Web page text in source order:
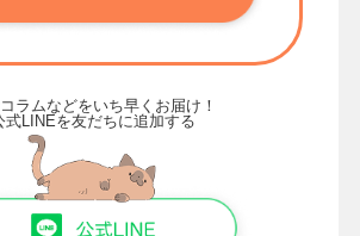
ラムなどをいち早くお届け！
式LINEを友だちに追加する